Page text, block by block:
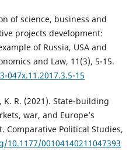
of science, business and
projects development:
of Russia, USA and
and Law, 11(3), 5-15.
047x.11.2017.3.5-15
K. R. (2021). State-building
war, and Europe’s
Comparative Political Studies,
00104140211047393